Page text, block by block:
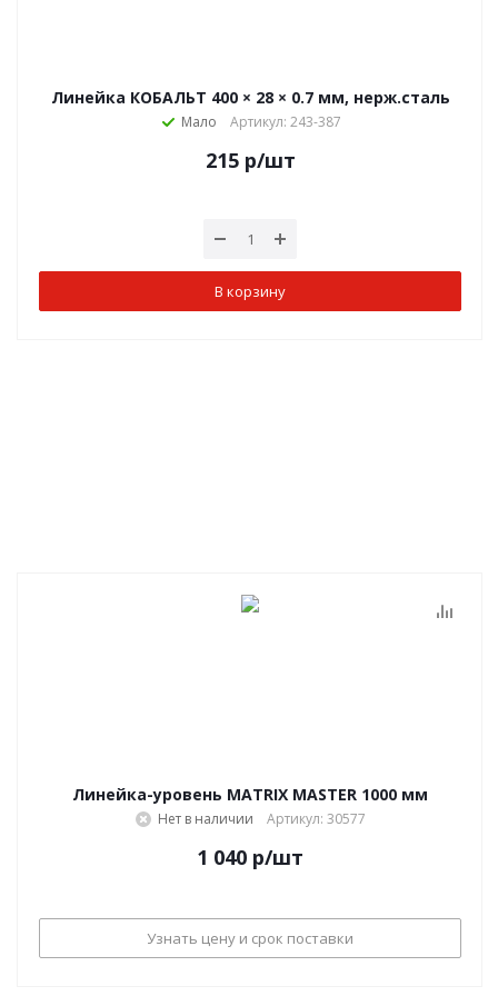
Линейка КОБАЛЬТ 400 × 28 × 0.7 мм, нерж.сталь
Мало Артикул: 243-387
215р/шт
В корзину
Линейка-уровень MATRIX MASTER 1000 мм
Нет в наличии Артикул: 30577
1 040 р/шт
Узнать цену и срок поставки